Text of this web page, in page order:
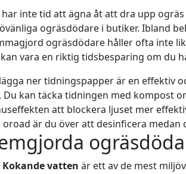
har inte tid att ägna åt att dra upp
ogräsdödare i butiker. Ibland
ogräsdödare håller ofta inte
vara en riktig tidsbesparing om du
ner tidningspapper är en effektiv
Du kan täcka tidningen med kompost
att blockera ljuset mer
oroad är du över att desinficera medan
Kokande vatten är ett av de mest